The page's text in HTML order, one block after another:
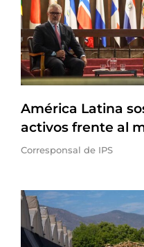
América Latina
activos frente al
Corresponsal de IPS